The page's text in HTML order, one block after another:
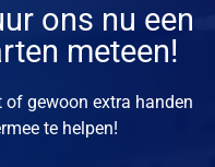
op!
biedt een
IT-omgeving weer
verhelpen de
ons nu een
meteen!
of gewoon extra handen
te helpen!